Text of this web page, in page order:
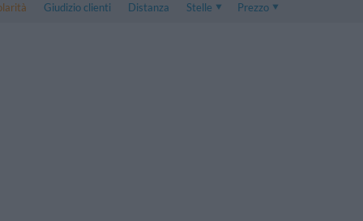
Giudizio clienti Distanza
Stelle
Prezzo